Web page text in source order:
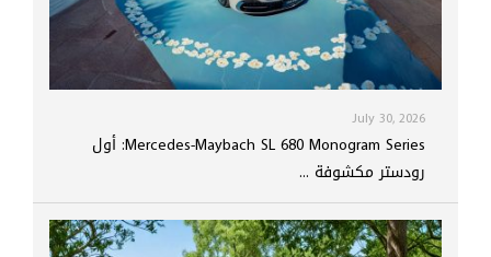
July 30, 2026
Mercedes-Maybach SL 680 Monogram Series: أول
رودستر مكشوفة ...